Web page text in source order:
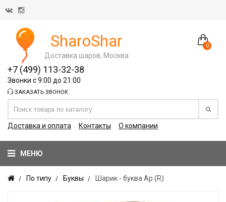
0
SharoShar
Доставка шаров, Москва
+7 (499) 113-32-38
Звонки с 9:00 до 21:00
ЗАКАЗАТЬ ЗВОНОК
Доставка и оплата Контакты О компании
МЕНЮ
По типу Буквы Шарик - буква Ар (R)